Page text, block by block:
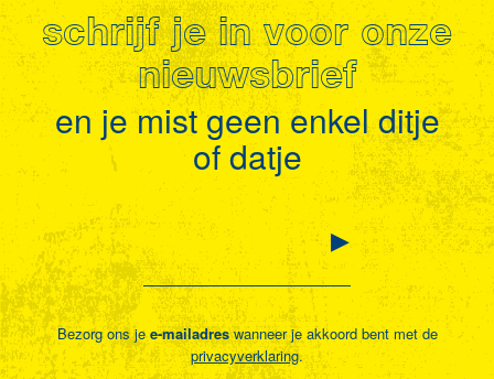
schrijf je in voor onze
nieuwsbrief
en je mist geen enkel ditje
of datje
Bezorg ons je e-mailadreswanneer je akkoord bent met de
privacyverklaring.